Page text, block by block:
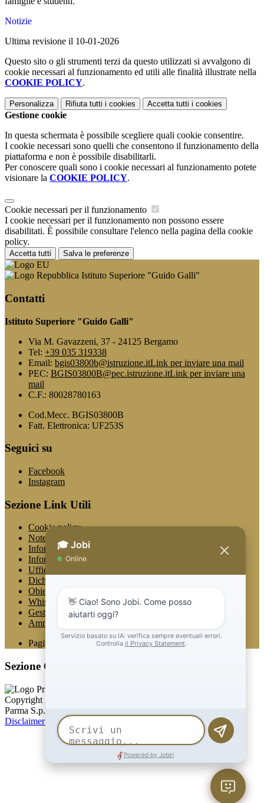
Notizie
Ultima revisione il 10-01-2026
Questo sito o gli strumenti terzi da questo utilizzati si avvalgono di
cookie necessari al funzionamento ed utili alle finalità illustrate nella
COOKIE POLICY.
Personalizza Rifiuta tutti i cookies Accetta tutti i cookies
Gestione cookie
In questa schermata è possibile scegliere quali cookie consentire.
I cookie necessari sono quelli che consentono il funzionamento della
piattaforma e non è possibile disabilitarli.
Per conoscere quali sono i cookie necessari al funzionamento potete
visionare la COOKIE POLICY.
Cookie necessari per il funzionamento
I cookie necessari per il funzionamento non possono essere
disabilitati. È possibile consultare l'elenco nella pagina della cookie
policy.
Accetta tutti Salva le preferenze
Istituto Superiore "Guido Galli"
Contatti
Istituto Superiore "Guido Galli"
Via M. Gavazzeni, 37 - 24125 Bergamo
Tel: +39 035 319338
Email: bgis03800b@istruzione.itLink per inviare una mail
PEC: BGIS03800B@pec.istruzione.itLink per inviare una
mail
C.F.: 80028780163
Cod.Mecc. BGIS03800B
Fatt. Elettronica: UF253S
Seguici su
Facebook
Instagram
Sezione Link Utili
Cookie policy
Note legali
Informativa Privacy
Informativa Privacy chatbot Jobi
Ufficio Relazioni con il Pubblico
Dichiarazione di accessibilità
Obiettivi di accessibilità
Whistleblowing
Gestione consensi cookie
Amministrazione trasparente
Pagina visualizzata1322volte
Sezione Copyright
Copyright 2026 | Engineered and powered by Gruppo Spaggiari
Parma S.p.A. | Divisione Publishing & New Social Media
Disclaimer trattamento dati personali